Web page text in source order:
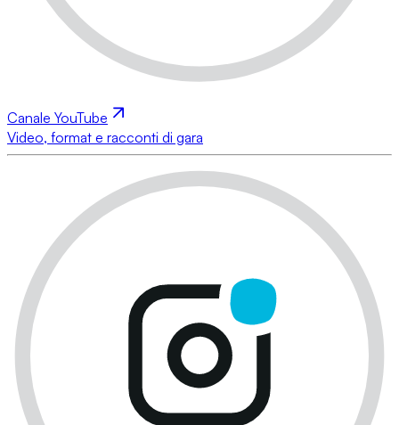
Canale YouTube
Video, format e racconti di gara